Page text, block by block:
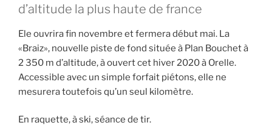
d’altitude la plus haute de france
Ele ouvrira fin novembre et fermera début mai. La
«Braiz», nouvelle piste de fond située à Plan Bouchet à
2 350 m d’altitude, à ouvert cet hiver 2020 à Orelle.
Accessible avec un simple forfait piétons, elle ne
mesurera toutefois qu’un seul kilomètre.
En raquette, à ski, séance de tir.